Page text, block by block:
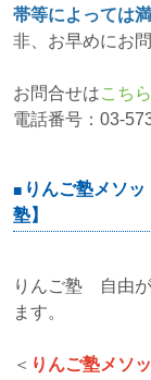
帯等によっては
非、お早めにお
お問合せはこちら
電話番号：03-
りんご塾メソ
塾】
りんご塾 自由が
ます。
＜ りんご塾メソ